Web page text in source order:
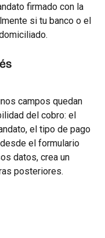
firmado con la
si tu banco o el
campos quedan
del cobro: el
el tipo de pago
el formulario
datos, crea un
posteriores.